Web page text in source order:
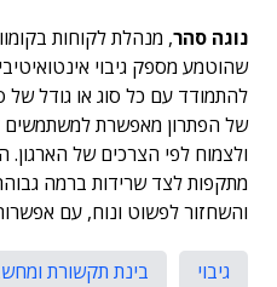
נוגה סהר, מנהלת לקוחות
שהוטמע מספק גיבוי
להתמודד עם כל סוג או גודל
של הפתרון מאפשרת למשתמשים
ולצמוח לפי הצרכים של
מתקפות לצד שרידות ברמה
והשחזור לפשוט ונוח, עם
גיבוי בינת תקשורת